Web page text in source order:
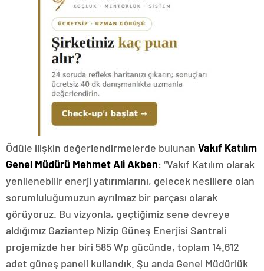
Ödüle ilişkin değerlendirmelerde bulunan Vakıf Katılım
Genel Müdürü Mehmet Ali Akben: “Vakıf Katılım olarak
yenilenebilir enerji yatırımlarını, gelecek nesillere olan
sorumluluğumuzun ayrılmaz bir parçası olarak
görüyoruz. Bu vizyonla, geçtiğimiz sene devreye
aldığımız Gaziantep Nizip Güneş Enerjisi Santrali
projemizde her biri 585 Wp gücünde, toplam 14.612
adet güneş paneli kullandık. Şu anda Genel Müdürlük